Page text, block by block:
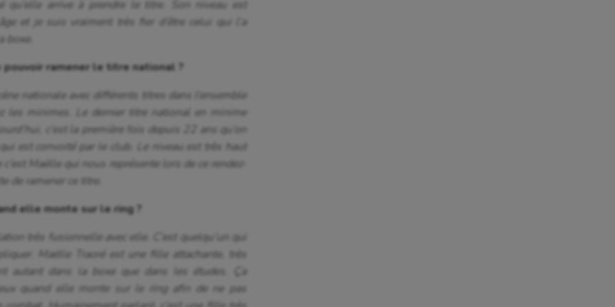
rythmique
Olympiques et Paralympiques
Plongée
Randonnée / Marche
arrive à prendre le titre. Son niveau est
et je suis vraiment très fier d’être celui qui l’a
boxe.
pouvoir ramener le titre national ?
nationale avec différents titres dans l’ensemble
les minimes. Le dernier titre national en minime
c’est la première fois depuis 22 ans qu’on
est convoité par le club. Le niveau est très haut
Maëlle qui nous représente lors de ce rendez-
de ramener ce titre.
elle monte sur le ring ?
très fusionnelle avec elle. C’est quelqu’un qui
Maëlle Traoré est une fille attachante, très
autant dans la boxe que dans les études. Ça
quand elle monte sur le ring afin de ne pas